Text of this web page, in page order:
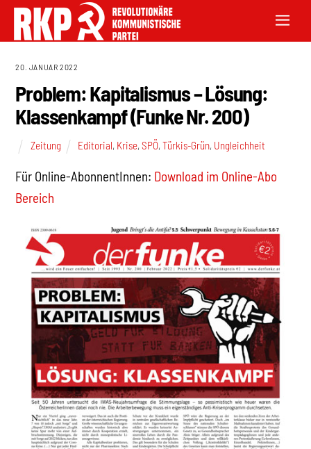
20. JANUAR 2022
Problem: Kapitalismus – Lösung:
Klassenkampf (Funke Nr. 200)
Zeitung Editorial, Krise,SPÖ,Türkis-Grün, Ungleichheit
Für Online-AbonnentInnen: Download im Online-Abo
Bereich